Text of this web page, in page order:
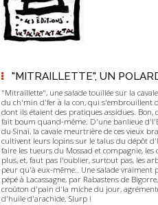
"MITRAILLETTE", UN
"Mitraillette", une salade touillée sur la
du ch'min d'fer à la con, qui s'embrouillent
dont ils étaient des pratiques assidues. Bon,
fait boum quand-même. D'une banlieue
du Sinaï, la cavale meurtrière de ces vieux
cultivent leurs lopins sur le talus du dépôt
faire les tueurs du Mossad et compagnie,
plus, et, faut pas l'oublier, surtout pas, les
peur qu'à eux-même.. Une salade
pépé à Lacassagne, par Rabastens de
croûton d'pain d'la miche du jour,
d'huile d'arachide. Slurp !